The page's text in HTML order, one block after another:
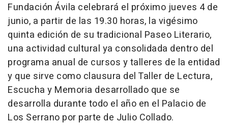
Fundación Ávila celebrará el próximo jueves 4 de
junio, a partir de las 19.30 horas, la vigésimo
quinta edición de su tradicional Paseo Literario,
una actividad cultural ya consolidada dentro del
programa anual de cursos y talleres de la entidad
y que sirve como clausura del Taller de Lectura,
Escucha y Memoria desarrollado que se
desarrolla durante todo el año en el Palacio de
Los Serrano por parte de Julio Collado.